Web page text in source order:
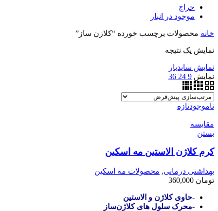
حراج
موجود در انبار
خانه محصولات برچسب خورده “کلازن ساز”
نمایش یک نتیجه
نمایش سایدبار
نمایش 9
24
36
ناموجودتازه
مقایسه
بستن
کرم کلاژن الاستین مه اسکین
بهداشتی درمانی, محصولات مه اسکین
تومان
-حاوی کلاژن و الاستین
-محرک سلول های کلاژن‌ساز